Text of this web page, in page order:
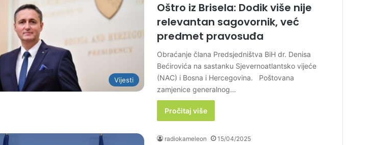
Vijesti
Oštro iz Brisela: Dodik više nije
relevantan sagovornik, već
predmet pravosuđa
Obraćanje člana Predsjedništva BiH dr. Denisa
Bećirovića na sastanku Sjevernoatlantsko vijeće
(NAC) i Bosna i Hercegovina. Poštovana
zamjenice generalnog…
Pročitaj više
radiokameleon 15/04/2025